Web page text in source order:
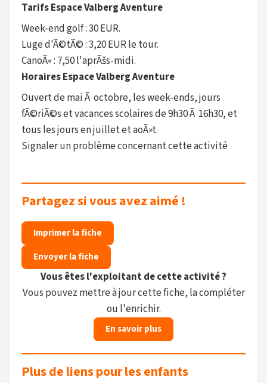
Tarifs Espace Valberg Aventure
Week-end golf : 30 EUR.
Luge d'Ã©tÃ© : 3,20 EUR le tour.
CanoÃ« : 7,50 l'aprÃšs-midi.
Horaires Espace Valberg Aventure
Ouvert de mai Ã octobre, les week-ends, jours
fÃ©riÃ©s et vacances scolaires de 9h30 Ã 16h30, et
tous les jours en juillet et aoÃ»t.
Signaler un problème concernant cette activité
Partagez si vous avez aimé !
Imprimer la fiche
Envoyer la fiche
Vous êtes l'exploitant de cette activité ?
Vous pouvez mettre à jour cette fiche, la compléter
ou l'enrichir.
En savoir plus
Plus de liens pour les enfants